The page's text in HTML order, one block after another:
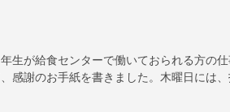
生が給食センターで働いておられる方の
感謝のお手紙を書きました。木曜日には